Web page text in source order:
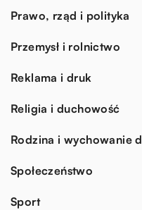
Prawo, rząd i polityka
Przemysł i rolnictwo
Reklama i druk
Religia i duchowość
Rodzina i wychowanie
Społeczeństwo
Sport